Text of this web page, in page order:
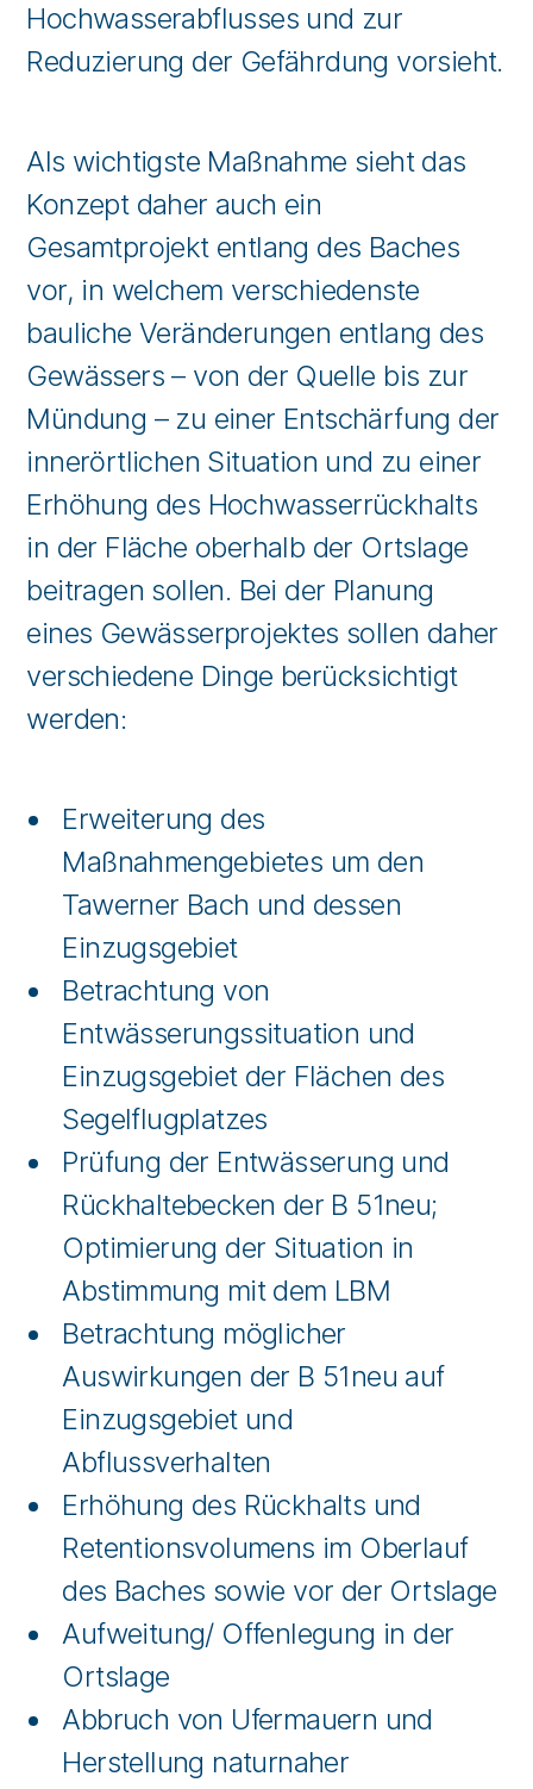
Hochwasserabflusses und zur
Reduzierung der Gefährdung vorsieht.
Als wichtigste Maßnahme sieht das
Konzept daher auch ein
Gesamtprojekt entlang des Baches
vor, in welchem verschiedenste
bauliche Veränderungen entlang des
Gewässers – von der Quelle bis zur
Mündung – zu einer Entschärfung der
innerörtlichen Situation und zu einer
Erhöhung des Hochwasserrückhalts
in der Fläche oberhalb der Ortslage
beitragen sollen. Bei der Planung
eines Gewässerprojektes sollen daher
verschiedene Dinge berücksichtigt
werden:
Erweiterung des
Maßnahmengebietes um den
Tawerner Bach und dessen
Einzugsgebiet
Betrachtung von
Entwässerungssituation und
Einzugsgebiet der Flächen des
Segelflugplatzes
Prüfung der Entwässerung und
Rückhaltebecken der B 51neu;
Optimierung der Situation in
Abstimmung mit dem LBM
Betrachtung möglicher
Auswirkungen der B 51neu auf
Einzugsgebiet und
Abflussverhalten
Erhöhung des Rückhalts und
Retentionsvolumens im Oberlauf
des Baches sowie vor der Ortslage
Aufweitung/ Offenlegung in der
Ortslage
Abbruch von Ufermauern und
Herstellung naturnaher